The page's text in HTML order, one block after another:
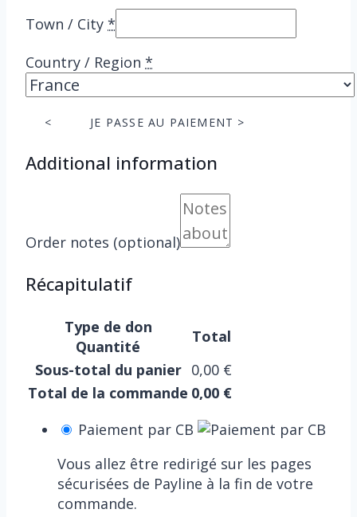
Town / City *
Country / Region *
< JE PASSE AU PAIEMENT >
Additional information
Order notes (optional)
Récapitulatif
Type de don
Quantité
Total
Sous-total du panier 0,00 €
Total de la commande 0,00 €
Paiement par CB
Vous allez être redirigé sur les pages
sécurisées de Payline à la fin de votre
commande.